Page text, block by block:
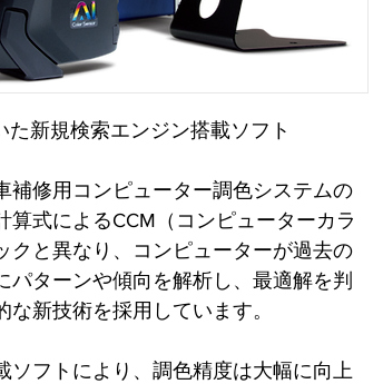
た新規検索エンジン搭載ソフト
補修用コンピューター調色システムの
算式によるCCM（コンピューターカラ
クと異なり、コンピューターが過去の
パターンや傾向を解析し、最適解を判
な新技術を採用しています。
ソフトにより、調色精度は大幅に向上